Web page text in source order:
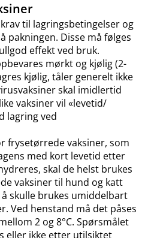
til lagringsbetingelser og
Disse må følges
effekt ved bruk.
mørkt og kjølig (2-
kjølig, tåler generelt ikke
skal imidlertid
vaksiner vil «levetid​/​
lagring ved
frysetørrede vaksiner, som
med kort levetid etter
skal de helst brukes
vaksiner til hund og katt
skulle brukes umiddelbart
Ved henstand må det påses
2 og 8°C. Spørsmålet
eller ikke etter utilsiktet